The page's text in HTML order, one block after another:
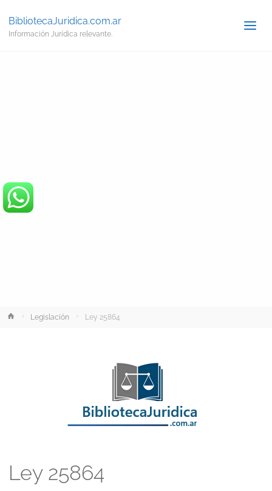
BibliotecaJuridica.com.ar
Información Jurídica relevante.
InicioLegislación Ley 25864
Ley 25864